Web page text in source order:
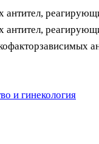
антител,
и гинекология